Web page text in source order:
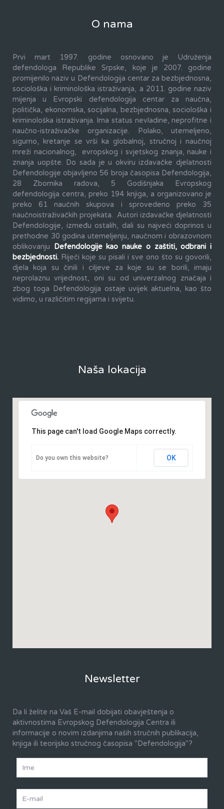
O nama
Prvi mart 1997. godine osnovano je Udruženja
defendologa Republike Srpske, koje je 2007. godine
promijenilo naziv u Defendologija centar za bezbjednosna,
sociološka i kriminološka istraživanja, a 2011. godine naziv
mijenja u Evropski defendologija centar za naučna,
politička, ekonomska, socijalna, bezbjednosna, sociološka i
kriminološka istraživanja. Ima status nevladine, neprofitne i
naučno-istraživačke organizacije. Polako, utemeljeno,
sigurno, kretanje se vrši ka globalnoj, stručnoj i naučnoj
mreži nacionalnog, evropskog i svjetskog znanja, nauke i
znanja uopšte. Do sada je u okviru izdavačke djelatnosti
Defendologije objavljeno 56 broja časopisa Defendologija,
28 Zbornika radova, 5 Godišnjaka Evropskog
defendologija centra, preko 194 knjiga, a organizovano je
preko 61 naučnih skupova i sprovedeno preko 35
naučnoistraživačkih projekata. Autori izdavačke djelatnosti
Defendologije, između ostalih, dali su najveći doprinos u
prethodne 30 godina utemeljenju, naučnom i obrazovnom
oblikovanju Defendologije kao nauke o zaštiti, odbrani i
bezbjednosti. Riječi koje su pisali i sve ono što su govorili,
djela koja su činili i ciljeve za koje su se borili, imaju
neprolaznu vrijednost, oni su od univerzalnog značaja i
zbog toga Defendologija ostaje uvijek aktuelna, kao što
vidimo, u različitim regijama i svijetu.
Naša lokacija
This page can't load Google Maps correctly.
Do you own this website? OK
Newsletter
Da li želite na Vaš E-mail dobijati obavještenja o
aktivnostima Evropskog Defendologija Centra ili
informacije o novim izdanjima naših stručnih publikacija,
knjiga ili teorijsko stručnog časopisa "Defendologija"?